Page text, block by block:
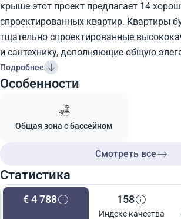
крыше этот проект предлагает 14
спроектированных квартир. Квартиры
тщательно спроектированные
и сантехнику, дополняющие общую
Подробнее
Особенности
Общая зона с бассейном
Смотреть все
Статистика
€ 4 788 158
Индекс качества